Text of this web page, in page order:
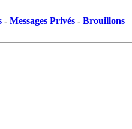
- Messages Privés - Brouillons